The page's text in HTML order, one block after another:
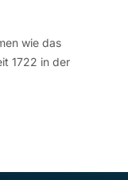
wie das
1722 in der